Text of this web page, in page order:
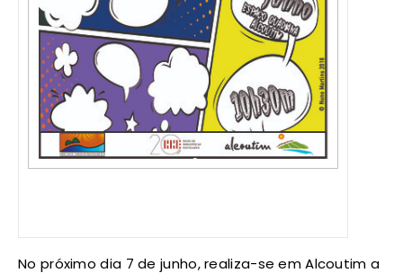
No próximo dia 7 de junho, realiza-se em Alcoutim a